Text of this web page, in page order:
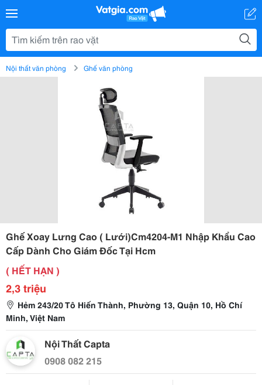
Nội thất văn phòng Ghế văn phòng
Ghế Xoay Lưng Cao ( Lưới)Cm4204-M1 Nhập Khẩu Cao
Cấp Dành Cho Giám Đốc Tại Hcm
( HẾT HẠN )
2,3 triệu
Hẻm 243/20 Tô Hiến Thành, Phường 13, Quận 10, Hồ Chí
Minh, Việt Nam
Nội Thất Capta
0908 082 215